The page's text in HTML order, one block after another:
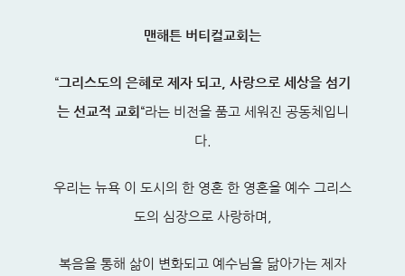
맨해튼 버티컬교회는
“그리스도의 은혜로 제자 되고, 사랑으로 세상을 섬기
는 선교적 교회 “라는 비전을 품고 세워진 공동체입니
다.
우리는 뉴욕 이 도시의 한 영혼 한 영혼을 예수 그리스
도의 심장으로 사랑하며,
복음을 통해 삶이 변화되고 예수님을 닮아가는 제자